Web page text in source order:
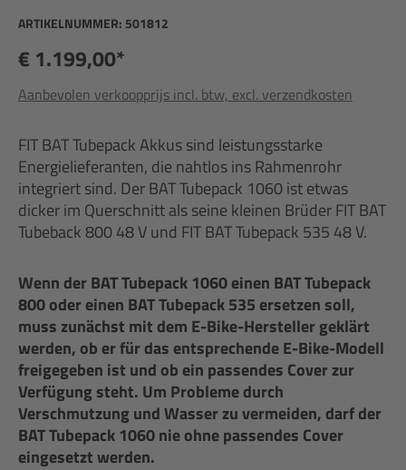
ARTIKELNUMMER: 501812
€ 1.199,00*
Aanbevolen verkoopprijs incl. btw, excl. verzendkosten
FIT BAT Tubepack Akkus sind leistungsstarke
Energielieferanten, die nahtlos ins Rahmenrohr
integriert sind. Der BAT Tubepack 1060 ist etwas
dicker im Querschnitt als seine kleinen Brüder FIT BAT
Tubeback 800 48 V und FIT BAT Tubepack 535 48 V.
Wenn der BAT Tubepack 1060 einen BAT Tubepack
800 oder einen BAT Tubepack 535 ersetzen soll,
muss zunächst mit dem E-Bike-Hersteller geklärt
werden, ob er für das entsprechende E-Bike-Modell
freigegeben ist und ob ein passendes Cover zur
Verfügung steht. Um Probleme durch
Verschmutzung und Wasser zu vermeiden, darf der
BAT Tubepack 1060 nie ohne passendes Cover
eingesetzt werden.